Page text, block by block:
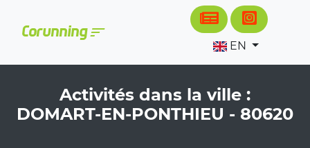
Corunningsort
EN
Activités dans la ville :
DOMART-EN-PONTHIEU - 80620